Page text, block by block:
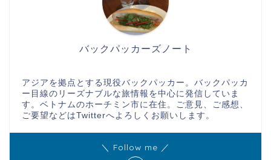
バックパッカーズノート
アジアを拠点とする現役バックパッカー。バックパッカ
ー目線のリーズナブルな旅情報を中心に発信していま
す。ベトナムのホーチミン市に在住。ご意見、ご感想、
ご要望などはTwitterへよろしくお願いします。
＼ Follow me ／